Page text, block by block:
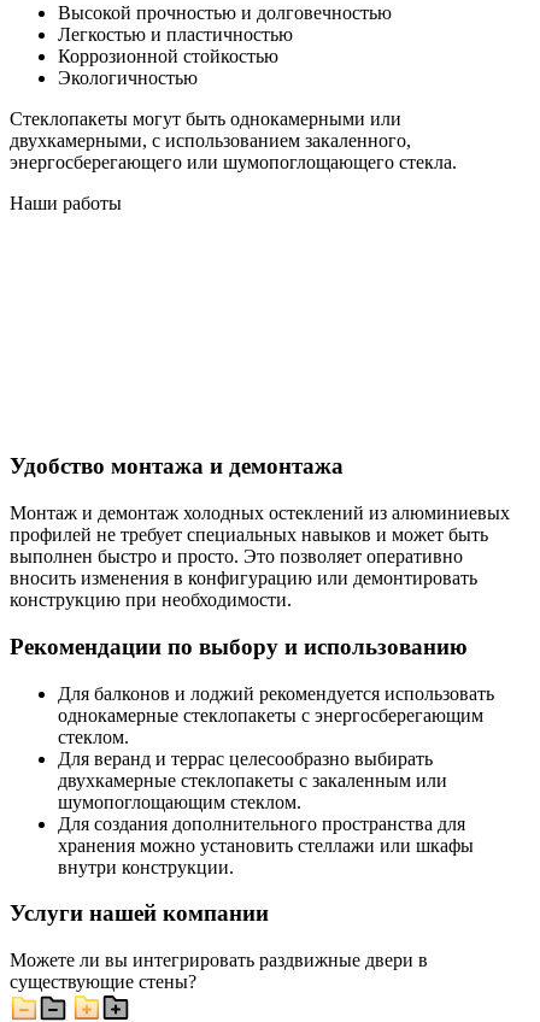
Высокой прочностью и долговечностью
Легкостью и пластичностью
Коррозионной стойкостью
Экологичностью
Стеклопакеты могут быть однокамерными или
двухкамерными, с использованием закаленного,
энергосберегающего или шумопоглощающего стекла.
Наши работы
Удобство монтажа и демонтажа
Монтаж и демонтаж холодных остеклений из алюминиевых
профилей не требует специальных навыков и может быть
выполнен быстро и просто. Это позволяет оперативно
вносить изменения в конфигурацию или демонтировать
конструкцию при необходимости.
Рекомендации по выбору и использованию
Для балконов и лоджий рекомендуется использовать
однокамерные стеклопакеты с энергосберегающим
стеклом.
Для веранд и террас целесообразно выбирать
двухкамерные стеклопакеты с закаленным или
шумопоглощающим стеклом.
Для создания дополнительного пространства для
хранения можно установить стеллажи или шкафы
внутри конструкции.
Услуги нашей компании
Можете ли вы интегрировать раздвижные двери в
существующие стены?